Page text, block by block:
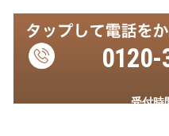
0120-
受付時